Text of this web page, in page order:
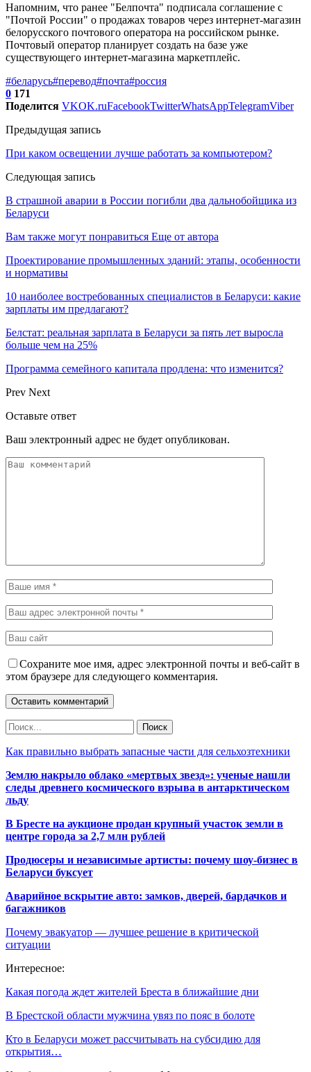
Напомним, что ранее "Белпочта" подписала соглашение с
"Почтой России" о продажах товаров через интернет-магазин
белорусского почтового оператора на российском рынке.
Почтовый оператор планирует создать на базе уже
существующего интернет-магазина маркетплейс.
#беларусь#перевод#почта#россия
0 171
Поделится VKOK.ruFacebookTwitterWhatsAppTelegramViber
Предыдущая запись
При каком освещении лучше работать за компьютером?
Следующая запись
В страшной аварии в России погибли два дальнобойщика из
Беларуси
Вам также могут понравиться Еще от автора
Проектирование промышленных зданий: этапы, особенности
и нормативы
10 наиболее востребованных специалистов в Беларуси: какие
зарплаты им предлагают?
Белстат: реальная зарплата в Беларуси за пять лет выросла
больше чем на 25%
Программа семейного капитала продлена: что изменится?
Prev Next
Оставьте ответ
Ваш электронный адрес не будет опубликован.
Сохраните мое имя, адрес электронной почты и веб-сайт в
этом браузере для следующего комментария.
Как правильно выбрать запасные части для сельхозтехники
Землю накрыло облако «мертвых звезд»: ученые нашли
следы древнего космического взрыва в антарктическом
льду
В Бресте на аукционе продан крупный участок земли в
центре города за 2,7 млн рублей
Продюсеры и независимые артисты: почему шоу-бизнес в
Беларуси буксует
Аварийное вскрытие авто: замков, дверей, бардачков и
багажников
Почему эвакуатор — лучшее решение в критической
ситуации
Интересное:
Какая погода ждет жителей Бреста в ближайшие дни
В Брестской области мужчина увяз по пояс в болоте
Кто в Беларуси может рассчитывать на субсидию для
открытия…